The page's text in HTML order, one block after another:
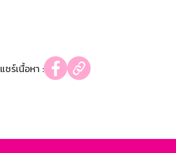
แชร์เนื้อหา :